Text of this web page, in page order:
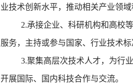
业技术创新水平，推动相关产业领域
2.承接企业、科研机构和高校
服务，主持或参与国家、行业技术标
3.聚集高层次技术人才，为行
开展国际、国内科技合作与交流。